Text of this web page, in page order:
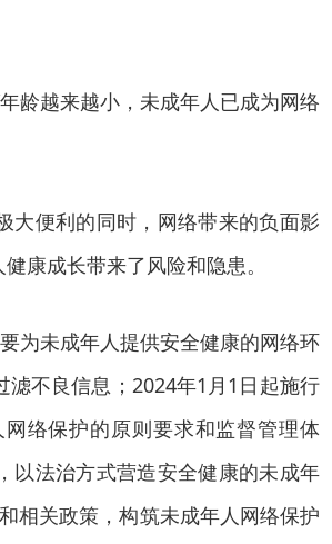
越来越小，未成年人已成为网络
便利的同时，网络带来的负面影
康成长带来了风险和隐患。
为未成年人提供安全健康的网络环
不良信息；2024年1月1日起施行
络保护的原则要求和监督管理体
以法治方式营造安全健康的未成年
相关政策，构筑未成年人网络保护